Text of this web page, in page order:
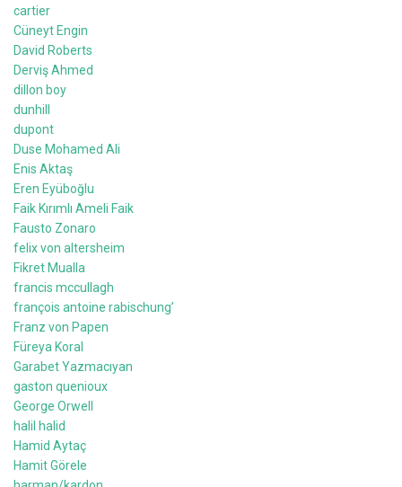
cartier
Cüneyt Engin
David Roberts
Derviş Ahmed
dillon boy
dunhill
dupont
Duse Mohamed Ali
Enis Aktaş
Eren Eyüboğlu
Faik Kırımlı Ameli Faik
Fausto Zonaro
felix von altersheim
Fikret Mualla
francis mccullagh
françois antoine rabischung’
Franz von Papen
Füreya Koral
Garabet Yazmacıyan
gaston quenioux
George Orwell
halil halid
Hamid Aytaç
Hamit Görele